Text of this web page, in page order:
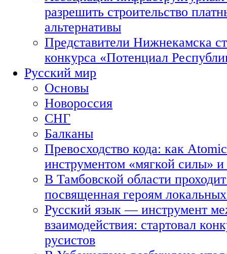
разрешить строительство
альтернативы
Представители Нижнекамска
конкурса «Потенциал
Русский мир
Основы
Новороссия
СНГ
Балканы
Превосходство кода: как
инструментом «мягкой силы» и
В Тамбовской области
посвященная героям
Русский язык — инструмент
взаимодействия: стартовал
русистов